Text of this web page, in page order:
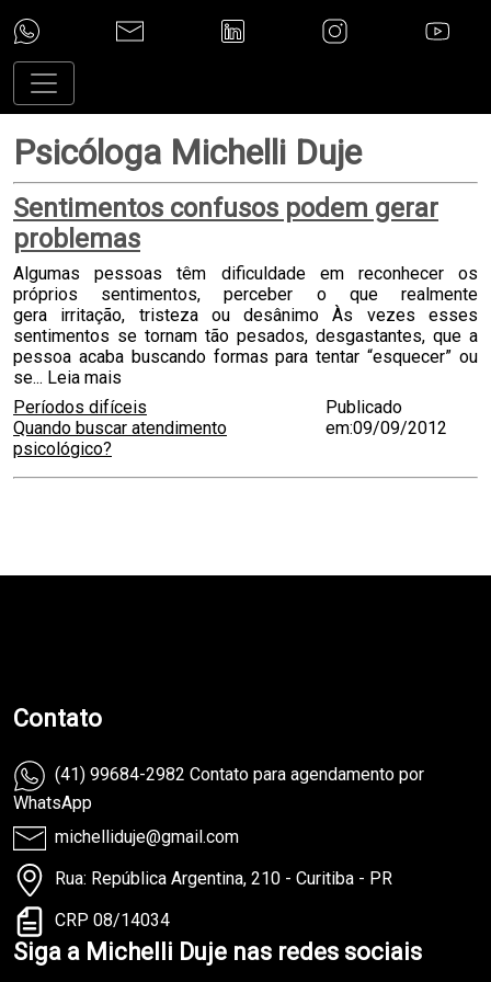
Psicóloga Michelli Duje
Sentimentos confusos podem gerar
problemas
Algumas pessoas têm dificuldade em reconhecer os
próprios sentimentos, perceber o que realmente
gera irritação, tristeza ou desânimo Às vezes esses
sentimentos se tornam tão pesados, desgastantes, que a
pessoa acaba buscando formas para tentar “esquecer” ou
se... Leia mais
Períodos difíceis
Quando buscar atendimento
psicológico?
Publicado
em:09/09/2012
Contato
(41) 99684-2982 Contato para agendamento por
WhatsApp
michelliduje@gmail.com
Rua: República Argentina, 210 - Curitiba - PR
CRP 08/14034
Siga a Michelli Duje nas redes sociais